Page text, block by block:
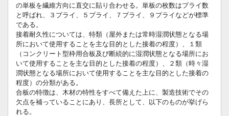
の単板を繊維方向に直交に貼り合わせる。単板の枚数はプライ数
と呼ばれ、３プライ、５プライ、７プライ、９プライなどが標準
である。
接着耐久性については、特類（屋外または常時湿潤状態となる場
所において使用することを主な目的とした接着の程度）、１類
（コンクリート型枠用合板及び断続的に湿潤状態となる場所にお
いて使用することを主な目的とした接着の程度）、２類（時々湿
潤状態となる場所において使用することを主な目的とした接着の
程度）の分類がある。
合板の特徴は、木材の特性をすべて備えた上に、製造技術でその
欠点を補っていることにあり、長所として、以下のものが挙げら
れる。